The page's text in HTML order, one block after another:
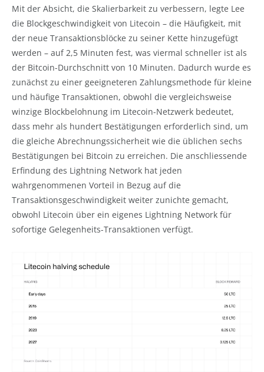
Mit der Absicht, die Skalierbarkeit zu verbessern, legte Lee
die Blockgeschwindigkeit von Litecoin – die Häufigkeit, mit
der neue Transaktionsblöcke zu seiner Kette hinzugefügt
werden – auf 2,5 Minuten fest, was viermal schneller ist als
der Bitcoin-Durchschnitt von 10 Minuten. Dadurch wurde es
zunächst zu einer geeigneteren Zahlungsmethode für kleine
und häufige Transaktionen, obwohl die vergleichsweise
winzige Blockbelohnung im Litecoin-Netzwerk bedeutet,
dass mehr als hundert Bestätigungen erforderlich sind, um
die gleiche Abrechnungssicherheit wie die üblichen sechs
Bestätigungen bei Bitcoin zu erreichen. Die anschliessende
Erfindung des Lightning Network hat jeden
wahrgenommenen Vorteil in Bezug auf die
Transaktionsgeschwindigkeit weiter zunichte gemacht,
obwohl Litecoin über ein eigenes Lightning Network für
sofortige Gelegenheits-Transaktionen verfügt.